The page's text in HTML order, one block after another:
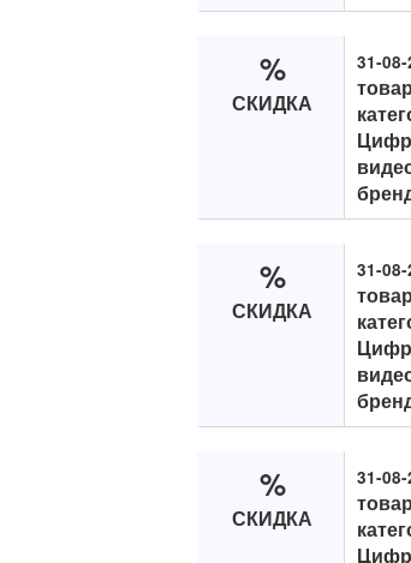
%
СКИДКА
31-08-
%
СКИДКА
31-08-
%
СКИДКА
31-08-